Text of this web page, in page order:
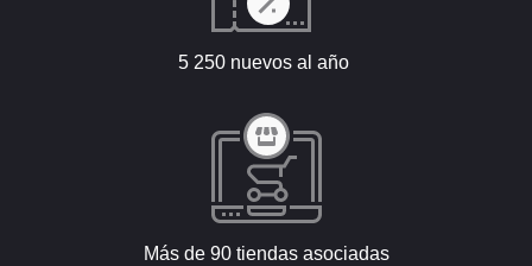
5 250 nuevos al año
Más de 90 tiendas asociadas